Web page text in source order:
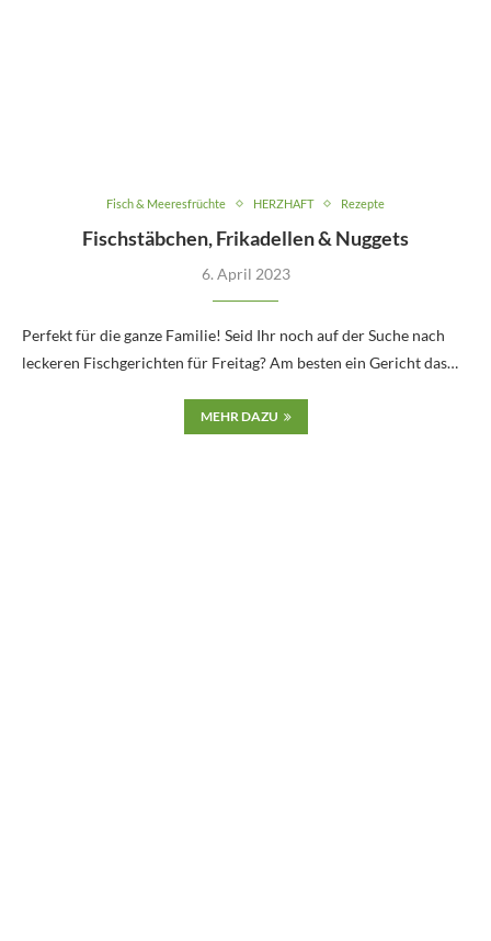
Fisch & Meeresfrüchte HERZHAFT Rezepte
Fischstäbchen, Frikadellen & Nuggets
6. April 2023
Perfekt für die ganze Familie! Seid Ihr noch auf der Suche nach
leckeren Fischgerichten für Freitag? Am besten ein Gericht das…
MEHR DAZU